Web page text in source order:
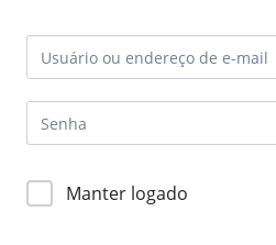
Manter logado